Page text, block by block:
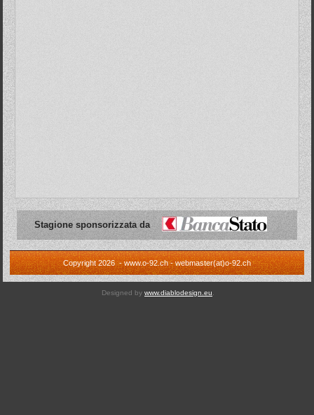
Stagione sponsorizzata da
Copyright 2026 - www.o-92.ch - webmaster(at)o-92.ch
Designed by www.diablodesign.eu